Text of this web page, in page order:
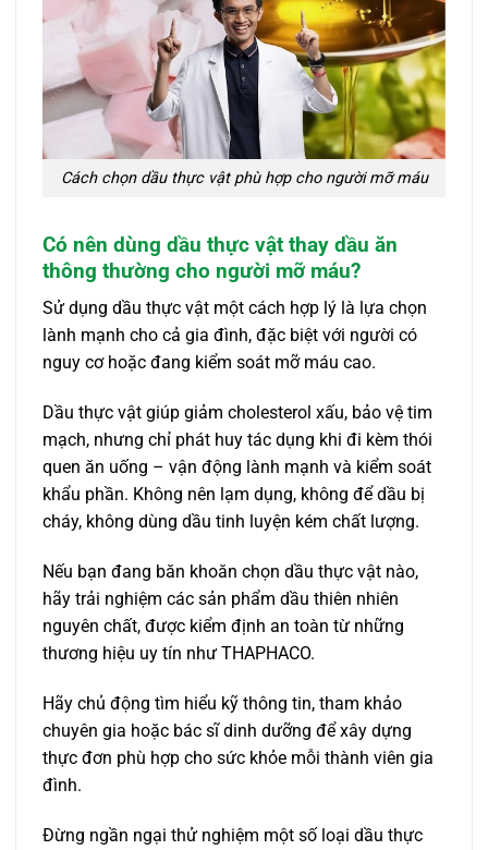
Cách chọn dầu thực vật phù hợp cho người mỡ máu
Có nên dùng dầu thực vật thay dầu ăn
thông thường cho người mỡ máu?
Sử dụng dầu thực vật một cách hợp lý là lựa chọn
lành mạnh cho cả gia đình, đặc biệt với người có
nguy cơ hoặc đang kiểm soát mỡ máu cao.
Dầu thực vật giúp giảm cholesterol xấu, bảo vệ tim
mạch, nhưng chỉ phát huy tác dụng khi đi kèm thói
quen ăn uống – vận động lành mạnh và kiểm soát
khẩu phần. Không nên lạm dụng, không để dầu bị
cháy, không dùng dầu tinh luyện kém chất lượng.
Nếu bạn đang băn khoăn chọn dầu thực vật nào,
hãy trải nghiệm các sản phẩm dầu thiên nhiên
nguyên chất, được kiểm định an toàn từ những
thương hiệu uy tín như THAPHACO.
Hãy chủ động tìm hiểu kỹ thông tin, tham khảo
chuyên gia hoặc bác sĩ dinh dưỡng để xây dựng
thực đơn phù hợp cho sức khỏe mỗi thành viên gia
đình.
Đừng ngần ngại thử nghiệm một số loại dầu thực